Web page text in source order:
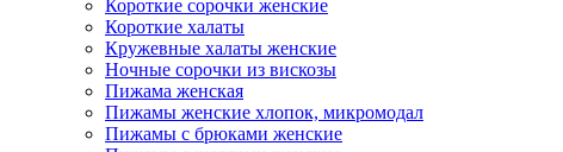
Короткие сорочки женские
Короткие халаты
Кружевные халаты женские
Ночные сорочки из вискозы
Пижама женская
Пижамы женские хлопок, микромодал
Пижамы с брюками женские